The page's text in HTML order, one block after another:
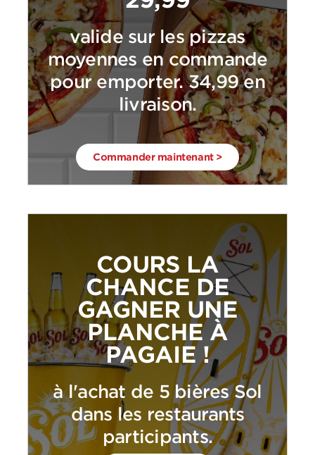
valide sur les pizzas
moyennes en commande
pour emporter. 34,99 en
livraison.
Commander maintenant >
COURS LA
CHANCE DE
GAGNER UNE
PLANCHE À
PAGAIE !
à l'achat de 5 bières Sol
dans les restaurants
participants.